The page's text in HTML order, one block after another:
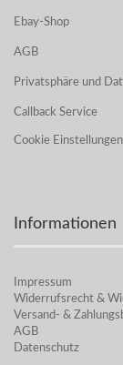
Ebay-Shop
AGB
Privatsphäre und
Callback Service
Cookie Einstellungen
Informationen
Impressum
Widerrufsrecht &
Versand- &
AGB
Datenschutz